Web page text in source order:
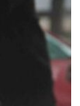
psiquiatras (7.6
la media
de psicólogos
en América